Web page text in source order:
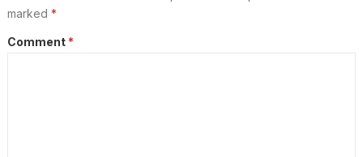
marked *
Comment *